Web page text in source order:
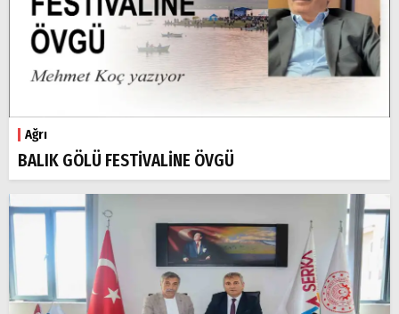
Ağrı
BALIK GÖLÜ FESTİVALİNE ÖVGÜ